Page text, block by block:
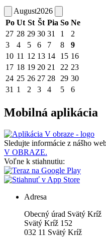
August2026
Po Ut St Št Pia So Ne
27 28 29 30 31 1
2
3
4 5 6 7 8
9
10 11 12 13 14 15 16
17 18 19 20 21 22 23
24 25 26 27 28 29 30
31 1 2 3 4 5 6
Mobilná aplikácia
Sledujte informácie z nášho
V OBRAZE.
Voľne k stiahnutiu:
Adresa
Obecný úrad Svätý Kríž
Svätý Kríž 152
032 11 Svätý Kríž